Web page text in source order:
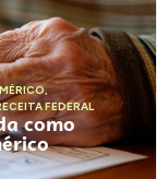
,
FEDERAL
como